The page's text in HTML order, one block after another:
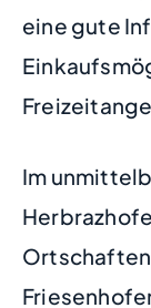
eine gute
Im